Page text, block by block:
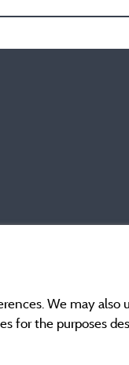
We may also
for the purposes